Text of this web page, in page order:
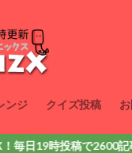
ンジ クイズ投稿
事以上掲載！動画・